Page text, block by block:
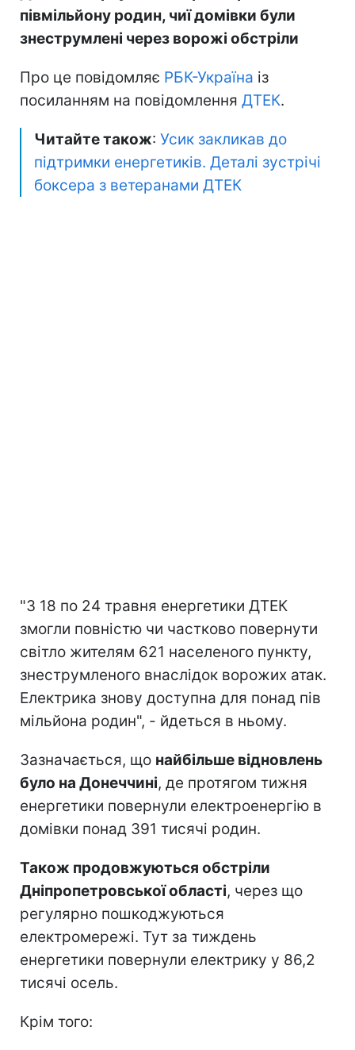
півмільйону родин, чиї домівки були
знеструмлені через ворожі обстріли
Про це повідомляє РБК-Україна із
посиланням на повідомлення ДТЕК.
Читайте також: Усик закликав до
підтримки енергетиків. Деталі зустрічі
боксера з ветеранами ДТЕК
"З 18 по 24 травня енергетики ДТЕК
змогли повністю чи частково повернути
світло жителям 621 населеного пункту,
знеструмленого внаслідок ворожих атак.
Електрика знову доступна для понад пів
мільйона родин", - йдеться в ньому.
Зазначається, що найбільше відновлень
було на Донеччині, де протягом тижня
енергетики повернули електроенергію в
домівки понад 391 тисячі родин.
Також продовжуються обстріли
Дніпропетровської області, через що
регулярно пошкоджуються
електромережі. Тут за тиждень
енергетики повернули електрику у 86,2
тисячі осель.
Крім того: